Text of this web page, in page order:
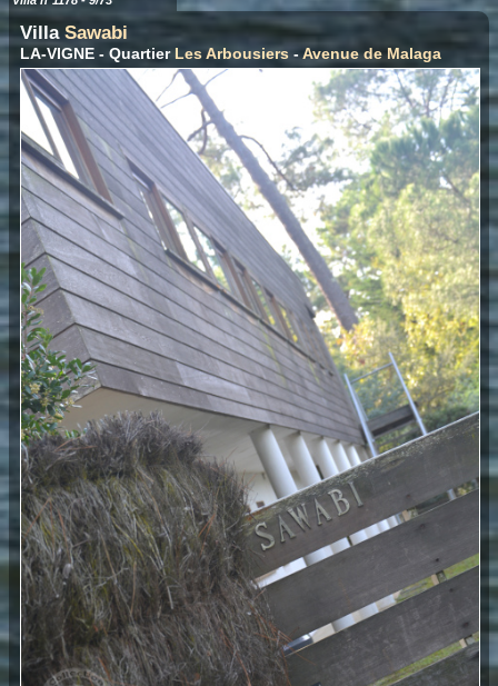
Villa Sawabi
LA-VIGNE - QuartierLes Arbousiers -Avenue de Malaga